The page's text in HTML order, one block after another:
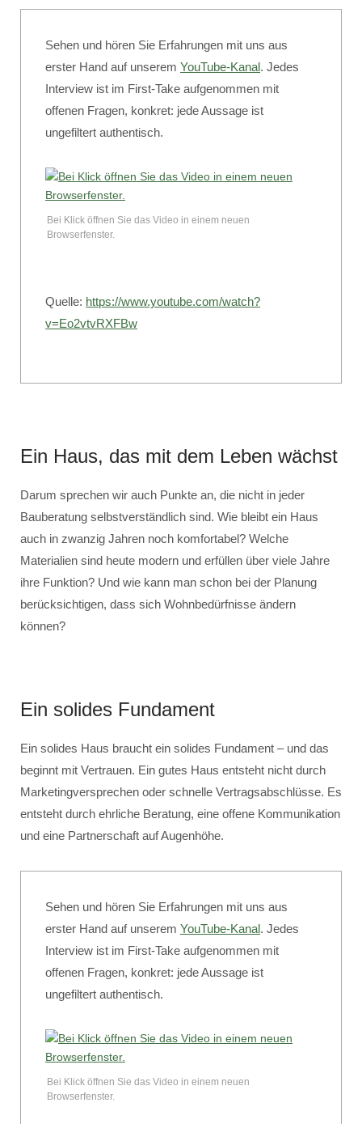
Sehen und hören Sie Erfahrungen mit uns aus
erster Hand auf unserem YouTube-Kanal. Jedes
Interview ist im First-Take aufgenommen mit
offenen Fragen, konkret: jede Aussage ist
ungefiltert authentisch.
Bei Klick öffnen Sie das Video in einem neuen
Browserfenster.
Quelle: https://www.youtube.com/watch?
v=Eo2vtvRXFBw
Ein Haus, das mit dem Leben wächst
Darum sprechen wir auch Punkte an, die nicht in jeder
Bauberatung selbstverständlich sind. Wie bleibt ein Haus
auch in zwanzig Jahren noch komfortabel? Welche
Materialien sind heute modern und erfüllen über viele Jahre
ihre Funktion? Und wie kann man schon bei der Planung
berücksichtigen, dass sich Wohnbedürfnisse ändern
können?
Ein solides Fundament
Ein solides Haus braucht ein solides Fundament – und das
beginnt mit Vertrauen. Ein gutes Haus entsteht nicht durch
Marketingversprechen oder schnelle Vertragsabschlüsse. Es
entsteht durch ehrliche Beratung, eine offene Kommunikation
und eine Partnerschaft auf Augenhöhe.
Sehen und hören Sie Erfahrungen mit uns aus
erster Hand auf unserem YouTube-Kanal. Jedes
Interview ist im First-Take aufgenommen mit
offenen Fragen, konkret: jede Aussage ist
ungefiltert authentisch.
Bei Klick öffnen Sie das Video in einem neuen
Browserfenster.